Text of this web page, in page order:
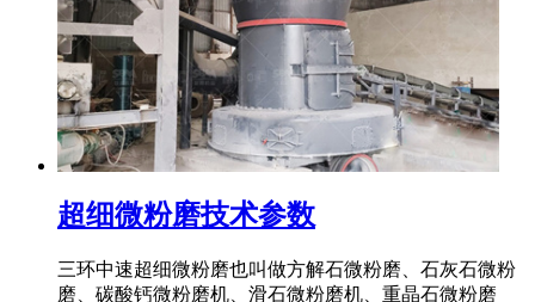
超细微粉磨技术参数
三环中速超细微粉磨也叫做方解石微粉磨、石灰石微粉
磨、碳酸钙微粉磨机、滑石微粉磨机、重晶石微粉磨